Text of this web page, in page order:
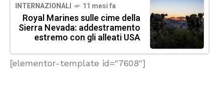
INTERNAZIONALI 11 mesi fa
Royal Marines sulle cime della
Sierra Nevada: addestramento
estremo con gli alleati USA
[elementor-template id="7608"]